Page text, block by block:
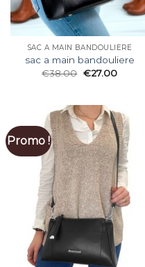
SAC A MAIN BANDOULIERE
sac a main bandouliere
€38.00 €27.00
Promo !